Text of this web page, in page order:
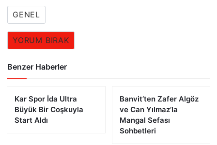
GENEL
YORUM BIRAK
Benzer Haberler
Kar Spor İda Ultra
Büyük Bir Coşkuyla
Start Aldı
Banvit’ten Zafer Algöz
ve Can Yılmaz’la
Mangal Sefası
Sohbetleri